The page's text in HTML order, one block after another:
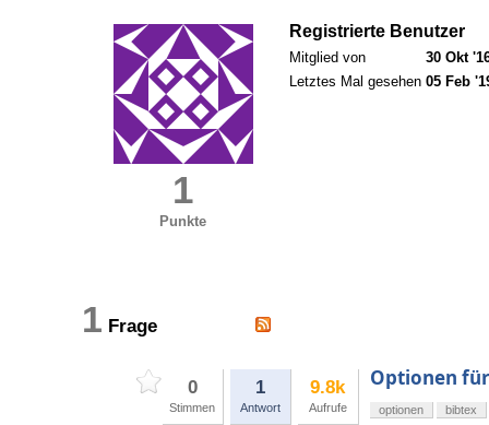
1
Punkte
Registrierte Benutzer
Mitglied von
30 Okt
Letztes Mal gesehen 05 Feb
1 Frage
0
Stimmen
1
Antwort
9.8k
Aufrufe
Optionen
optionen bibtex